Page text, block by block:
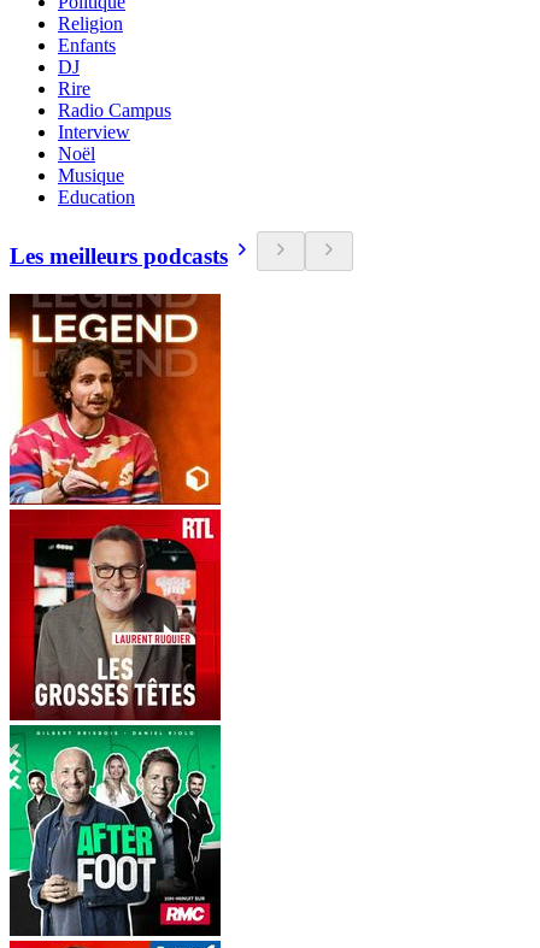
Religion
Enfants
DJ
Rire
Radio Campus
Interview
Noël
Musique
Education
Les meilleurs podcasts